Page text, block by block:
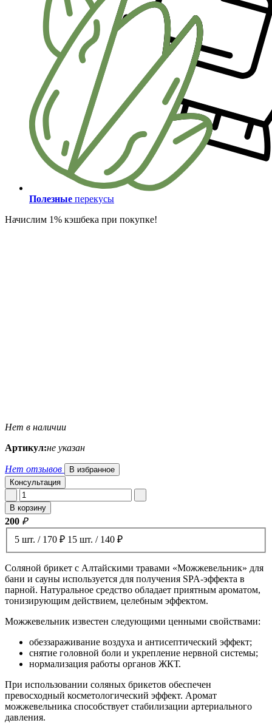
Полезные перекусы
Начислим 1% кэшбека при покупке!
Нет в наличии
Артикул:не указан
Нет отзывов
В избранное
Консультация
В корзину
200 ₽
5 шт. / 170 ₽ 15 шт. / 140 ₽
Соляной брикет с Алтайскими травами «Можжевельник» для
бани и сауны используется для получения SPA-эффекта в
парной. Натуральное средство обладает приятным ароматом,
тонизирующим действием, целебным эффектом.
Можжевельник известен следующими ценными свойствами:
обеззараживание воздуха и антисептический эффект;
снятие головной боли и укрепление нервной системы;
нормализация работы органов ЖКТ.
При использовании соляных брикетов обеспечен
превосходный косметологический эффект. Аромат
можжевельника способствует стабилизации артериального
давления.